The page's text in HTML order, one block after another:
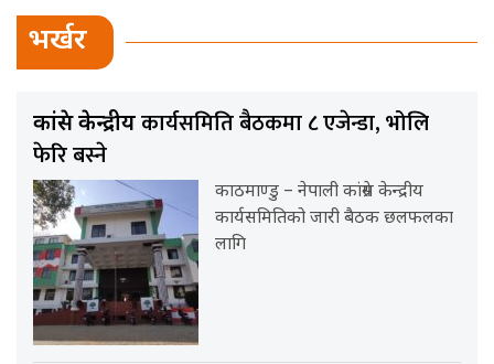
भर्खर
कांग्रेस केन्द्रीयकार्यसमिति बैठकमा ८ एजेन्डा, भोलि
फेरि बस्ने
काठमाण्डु – नेपाली कांग्रेस केन्द्रीय
कार्यसमितिको जारी बैठक छलफलका
लागि